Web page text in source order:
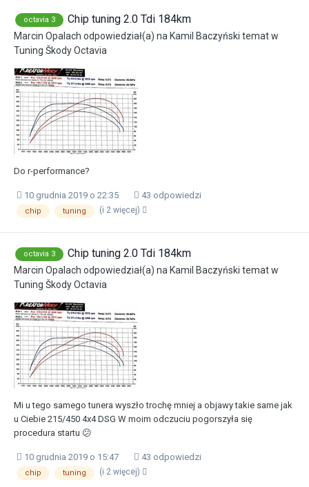
octavia 3 Chip tuning 2.0 Tdi 184km
Marcin Opalach odpowiedział(a) na Kamil Baczyński temat w
Tuning Škody Octavia
Do r-performance?
10 grudnia 2019 o 22:35 43 odpowiedzi
chip tuning (i 2 więcej)
octavia 3 Chip tuning 2.0 Tdi 184km
Marcin Opalach odpowiedział(a) na Kamil Baczyński temat w
Tuning Škody Octavia
Mi u tego samego tunera wyszło trochę mniej a objawy takie same jak
u Ciebie 215/450 4x4 DSG W moim odczuciu pogorszyła się
procedura startu 😕
10 grudnia 2019 o 15:47 43 odpowiedzi
chip tuning (i 2 więcej)